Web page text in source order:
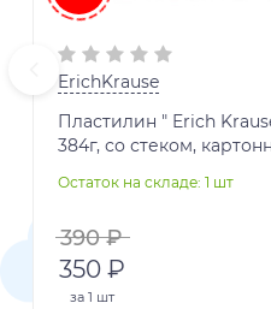
ErichKrause
Пластилин " Erich
384г, со стеком,
Остаток на складе: 1 шт
390 ₽
350 ₽
за 1 шт